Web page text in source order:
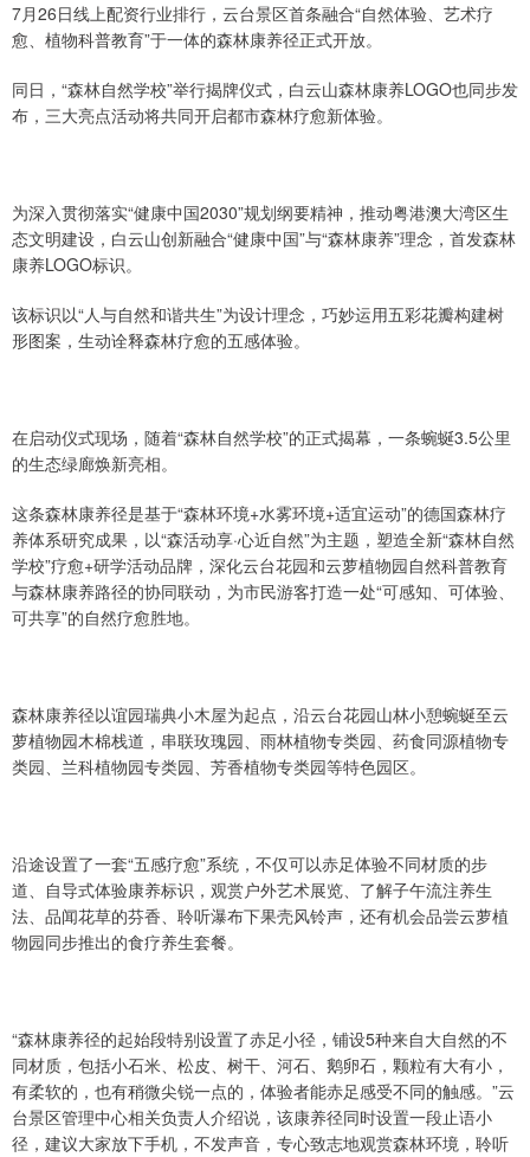
7月26日线上配资行业排行，云台景区首条融合“自然体验、艺术疗
愈、植物科普教育”于一体的森林康养径正式开放。
同日，“森林自然学校”举行揭牌仪式，白云山森林康养LOGO也同步发
布，三大亮点活动将共同开启都市森林疗愈新体验。
为深入贯彻落实“健康中国2030”规划纲要精神，推动粤港澳大湾区生
态文明建设，白云山创新融合“健康中国”与“森林康养”理念，首发森林
康养LOGO标识。
该标识以“人与自然和谐共生”为设计理念，巧妙运用五彩花瓣构建树
形图案，生动诠释森林疗愈的五感体验。
在启动仪式现场，随着“森林自然学校”的正式揭幕，一条蜿蜒3.5公里
的生态绿廊焕新亮相。
这条森林康养径是基于“森林环境+水雾环境+适宜运动”的德国森林疗
养体系研究成果，以“森活动享·心近自然”为主题，塑造全新“森林自然
学校”疗愈+研学活动品牌，深化云台花园和云萝植物园自然科普教育
与森林康养路径的协同联动，为市民游客打造一处“可感知、可体验、
可共享”的自然疗愈胜地。
森林康养径以谊园瑞典小木屋为起点，沿云台花园山林小憩蜿蜒至云
萝植物园木棉栈道，串联玫瑰园、雨林植物专类园、药食同源植物专
类园、兰科植物园专类园、芳香植物专类园等特色园区。
沿途设置了一套“五感疗愈”系统，不仅可以赤足体验不同材质的步
道、自导式体验康养标识，观赏户外艺术展览、了解子午流注养生
法、品闻花草的芬香、聆听瀑布下果壳风铃声，还有机会品尝云萝植
物园同步推出的食疗养生套餐。
“森林康养径的起始段特别设置了赤足小径，铺设5种来自大自然的不
同材质，包括小石米、松皮、树干、河石、鹅卵石，颗粒有大有小，
有柔软的，也有稍微尖锐一点的，体验者能赤足感受不同的触感。”云
台景区管理中心相关负责人介绍说，该康养径同时设置一段止语小
径，建议大家放下手机，不发声音，专心致志地观赏森林环境，聆听